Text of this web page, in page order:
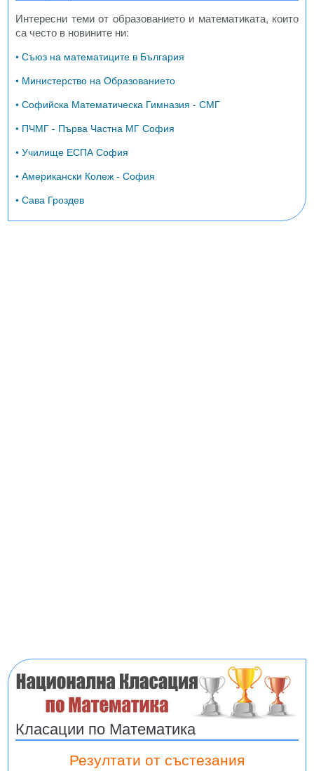
Интересни теми от образованието и математиката, които
са често в новините ни:
• Съюз на математиците в България
• Министерство на Образованието
• Софийска Математическа Гимназия - СМГ
• ПЧМГ - Първа Частна МГ София
• Училище ЕСПА София
• Американски Колеж - София
• Сава Гроздев
Класации по Математика
Резултати от състезания